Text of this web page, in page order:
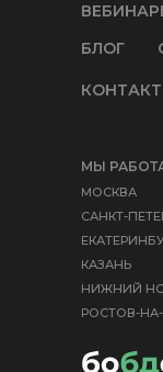
РОСТОВ-
НИЖНИЙ
КАЗАНЬ
САНКТ-
МОСКВА
БЛОГ
МЫ